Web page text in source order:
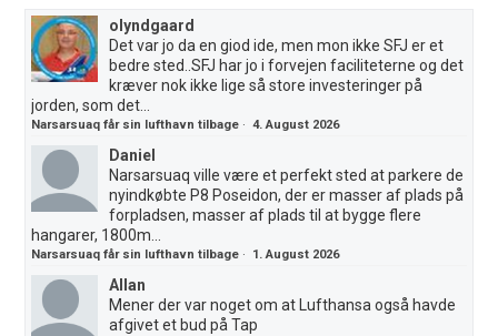
olyndgaard
Det var jo da en giod ide, men mon ikke SFJ er et
bedre sted..SFJ har jo i forvejen faciliteterne og det
kræver nok ikke lige så store investeringer på
jorden, som det...
Narsarsuaq får sin lufthavn tilbage ·4. August 2026
Daniel
Narsarsuaq ville være et perfekt sted at parkere de
nyindkøbte P8 Poseidon, der er masser af plads på
forpladsen, masser af plads til at bygge flere
hangarer, 1800m...
Narsarsuaq får sin lufthavn tilbage · 1. August 2026
Allan
Mener der var noget om at Lufthansa også havde
afgivet et bud på Tap